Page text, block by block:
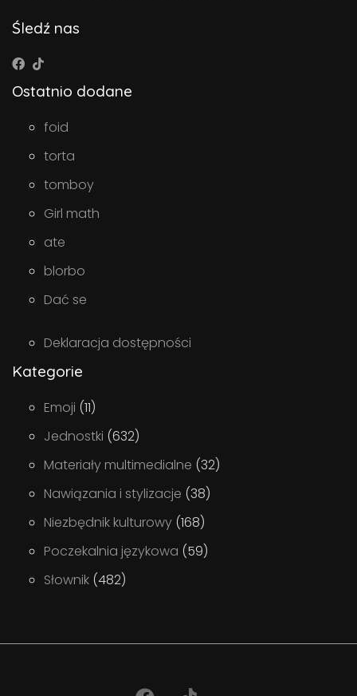
Śledź nas
Ostatnio dodane
foid
torta
tomboy
Girl math
ate
blorbo
Dać se
Deklaracja dostępności
Kategorie
Emoji (11)
Jednostki (632)
Materiały multimedialne (32)
Nawiązania i stylizacje (38)
Niezbędnik kulturowy (168)
Poczekalnia językowa (59)
Słownik (482)